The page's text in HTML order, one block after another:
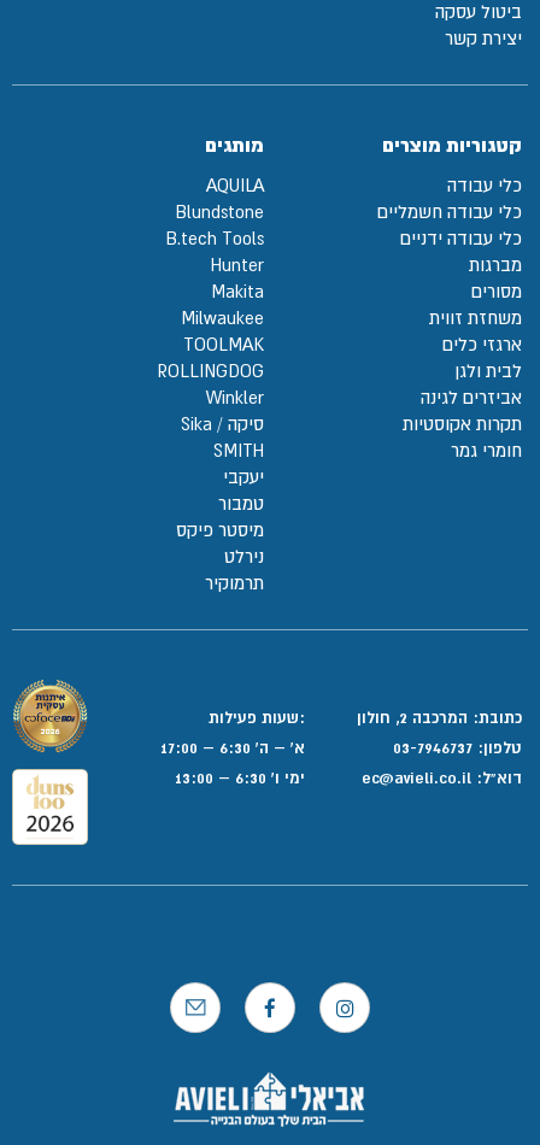
ביטול עסקה
יצירת קשר
קטגוריות מוצרים
כלי עבודה
כלי עבודה חשמליים
כלי עבודה ידניים
מברגות
מסורים
משחזת זווית
ארגזי כלים
לבית ולגן
אביזרים לגינה
תקרות אקוסטיות
חומרי גמר
מותגים
AQUILA
Blundstone
B.tech Tools
Hunter
Makita
Milwaukee
TOOLMAK
ROLLINGDOG
Winkler
סיקה / Sika
SMITH
יעקבי
טמבור
מיסטר פיקס
נירלט
תרמוקיר
כתובת: המרכבה 2, חולון
טלפון: 03-7946737
דוא”ל:
:שעות פעילות
א' – ה' 6:30 – 17:00
ימי ו' 6:30 – 13:00